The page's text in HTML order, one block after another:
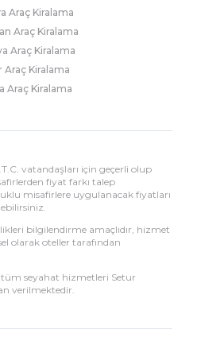
Araç Kiralama
Araç Kiralama
Araç Kiralama
Araç Kiralama
Araç Kiralama
vatandaşları için geçerli olup
fiyat farkı talep
misafirlere uygulanacak fiyatları
bilgilendirme amaçlıdır, hizmet
olarak oteller tarafından
seyahat hizmetleri Setur
verilmektedir.